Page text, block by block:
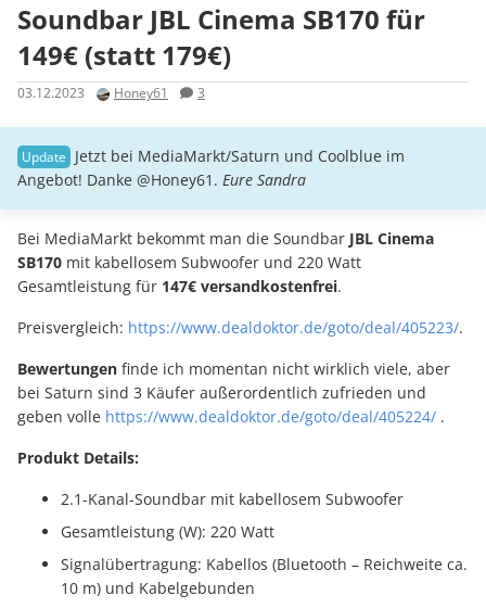
Soundbar JBL Cinema SB170 für
149€ (statt 179€)
03.12.2023 Honey61 3
Jetzt bei MediaMarkt/Saturn und Coolblue im
Angebot! Danke @Honey61. Eure Sandra
Bei MediaMarkt bekommt man die Soundbar JBL Cinema
SB170 mit kabellosem Subwoofer und 220 Watt
Gesamtleistung für 147€ versandkostenfrei.
Preisvergleich: https://www.dealdoktor.de/goto/deal/405223/.
Bewertungen finde ich momentan nicht wirklich viele, aber
bei Saturn sind 3 Käufer außerordentlich zufrieden und
geben volle https://www.dealdoktor.de/goto/deal/405224/ .
Produkt Details:
2.1-Kanal-Soundbar mit kabellosem Subwoofer
Gesamtleistung (W): 220 Watt
Signalübertragung: Kabellos (Bluetooth – Reichweite ca.
10 m) und Kabelgebunden